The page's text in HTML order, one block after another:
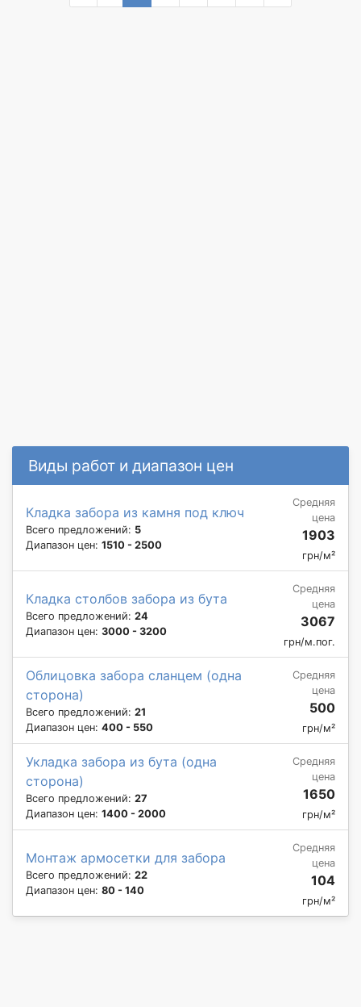
Виды работ и диапазон цен
Кладка забора из камня под ключ
Всего предложений: 5
Диапазон цен: 1510 - 2500
Средняя
цена
1903
грн/м²
Кладка столбов забора из бута
Всего предложений: 24
Диапазон цен: 3000 - 3200
Средняя
цена
3067
грн/м.пог.
Облицовка забора сланцем (одна
сторона)
Всего предложений: 21
Диапазон цен: 400 - 550
Средняя
цена
500
грн/м²
Укладка забора из бута (одна
сторона)
Всего предложений: 27
Диапазон цен: 1400 - 2000
Средняя
цена
1650
грн/м²
Монтаж армосетки для забора
Всего предложений: 22
Диапазон цен: 80 - 140
Средняя
цена
104
грн/м²